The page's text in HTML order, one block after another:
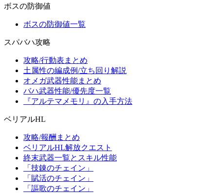
ボスの防御値
ボスの防御値一覧
スパバハ攻略
攻略/行動表まとめ
土属性の編成例/立ち回り解説
オメガ武器性能まとめ
バハ武器性能/優先度一覧
『アルテマメモリ』の入手方法
ベリアルHL
攻略/報酬まとめ
ベリアルHL解放クエスト
終末武器一覧とスキル性能
「技錬のチェイン」
「賦活のチェイン」
「謳歌のチェイン」